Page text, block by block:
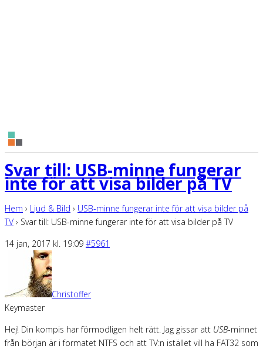
Svar till: USB-minne fungerar
inte för att visa bilder på TV
Hem › Ljud & Bild › USB-minne fungerar inte för att visa bilder på
TV › Svar till: USB-minne fungerar inte för att visa bilder på TV
14 jan, 2017 kl. 19:09 #5961
Christoffer
Keymaster
Hej! Din kompis har förmodligen helt rätt. Jag gissar att USB-minnet
från början är i formatet NTFS och att TV:n istället vill ha FAT32 som